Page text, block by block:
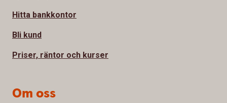
Hitta bankkontor
Bli kund
Priser, räntor och kurser
Om oss